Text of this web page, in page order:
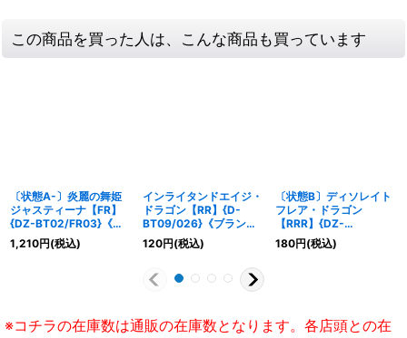
この商品を買った人は、こんな商品も買っています
〔状態A-〕炎麗の舞姫
ジャスティーナ【FR】
{DZ-BT02/FR03}《ド
ラゴンエンパイア》
1,210円(税込)
インライタンドエイジ・
ドラゴン【RR】{D-
BT09/026}《ブラント
ゲート》
120円(税込)
〔状態B〕ディソレイト
フレア・ドラゴン
【RRR】{DZ-
BT09/002}《ドラゴン
エンパイア》
180円(税込)
※コチラの在庫数は通販の在庫数となります。各店頭との在